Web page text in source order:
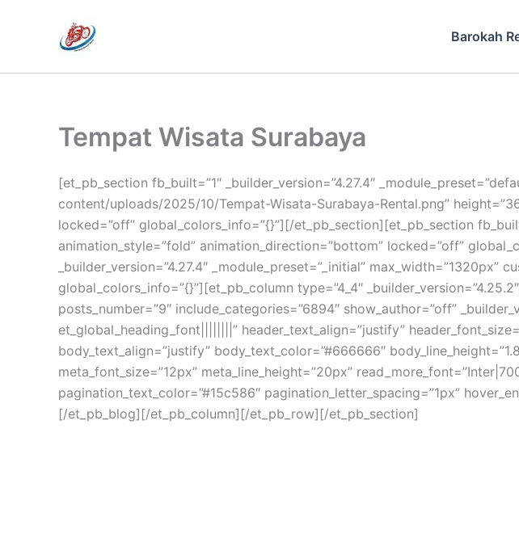
Barokah
Tempat Wisata Surabaya
[et_pb_section fb_built=”1″ _builder_version=”4.27.4″
content/uploads/2025/10/Tempat-Wisata-Surabaya-Rental.png”
locked=”off” global_colors_info=”{}”][/et_pb_section][et_pb_section
animation_style=”fold” animation_direction=”bottom” locked=”off”
_builder_version=”4.27.4″ _module_preset=”_initial”
global_colors_info=”{}”][et_pb_column type=”4_4″
posts_number=”9″ include_categories=”6894″ show_author=”off”
et_global_heading_font||||||||” header_text_align=”justify”
body_text_align=”justify” body_text_color=”#666666″
meta_font_size=”12px” meta_line_height=”20px”
pagination_text_color=”#15c586″ pagination_letter_spacing=”1px”
[/et_pb_blog][/et_pb_column][/et_pb_row][/et_pb_section]